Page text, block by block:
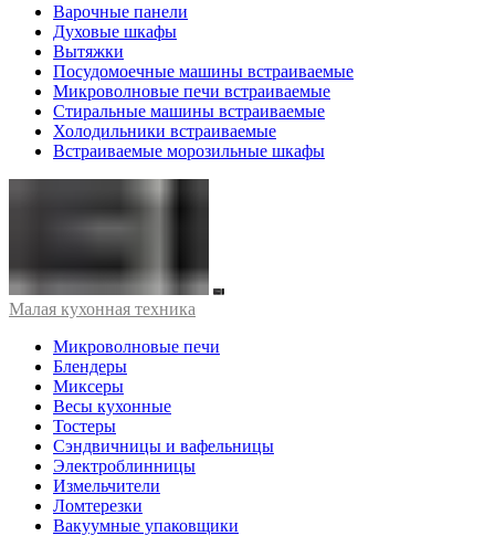
Варочные панели
Духовые шкафы
Вытяжки
Посудомоечные машины встраиваемые
Микроволновые печи встраиваемые
Стиральные машины встраиваемые
Холодильники встраиваемые
Встраиваемые морозильные шкафы
Малая кухонная техника
Микроволновые печи
Блендеры
Миксеры
Весы кухонные
Тостеры
Сэндвичницы и вафельницы
Электроблинницы
Измельчители
Ломтерезки
Вакуумные упаковщики